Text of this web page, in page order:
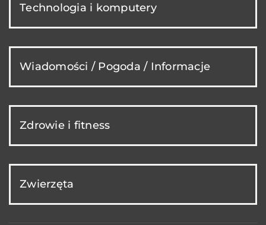
Technologia i komputery
Wiadomości / Pogoda / Informacje
Zdrowie i fitness
Zwierzęta